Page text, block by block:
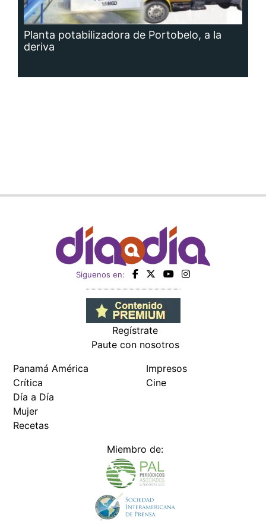
Planta potabilizadora de Portobelo, a la
deriva
Siguenos en:
Regístrate
Paute con nosotros
Crítica
Día a Día
Mujer
Recetas
Cine